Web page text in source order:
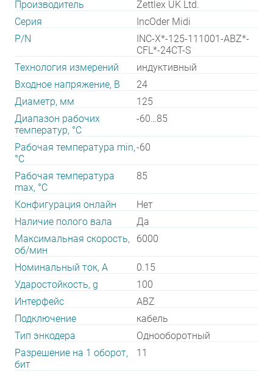
Производитель
Zettlex UK Ltd.
Серия
IncOder Midi
P/N
INC-X*-125-111001-ABZ*-
CFL*-24CT-S
Технология измерений
индуктивный
Входное напряжение, В
24
Диаметр, мм
125
Диапазон рабочих
температур, °С
-60…85
Рабочая температура min,
°С
-60
Рабочая температура
max, °С
85
Конфигурация онлайн
Нет
Наличие полого вала
Да
Максимальная скорость,
об/мин
6000
Номинальный ток, А
0.15
Ударостойкость, g
100
Интерфейс
ABZ
Подключение
кабель
Тип энкодера
Однооборотный
Разрешение на 1 оборот,
бит
11